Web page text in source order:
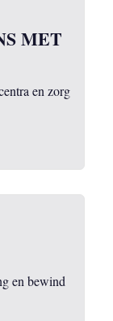
MET
en zorg
en bewind